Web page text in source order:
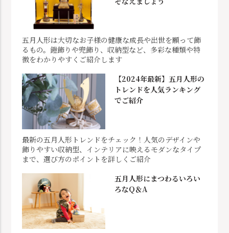
五月人形は大切なお子様の健康な成長や出世を願って飾
るもの。鎧飾りや兜飾り、収納型など、多彩な種類や特
徴をわかりやすくご紹介します
【2024年最新】五月人形の
トレンドを人気ランキング
でご紹介
最新の五月人形トレンドをチェック！人気のデザインや
飾りやすい収納型、インテリアに映えるモダンなタイプ
まで、選び方のポイントを詳しくご紹介
五月人形にまつわるいろい
ろなQ＆A